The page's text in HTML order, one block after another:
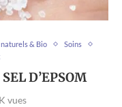
& Bio
Soins
D’EPSOM
vues